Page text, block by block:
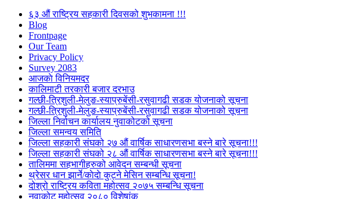
६३ औं राष्ट्रिय सहकारी दिवसको शुभकामना !!!
Blog
Frontpage
Our Team
Privacy Policy
Survey 2083
आजकाे विनियमदर
कालिमाटी तरकारी बजार दरभाउ
गल्छी-त्रिशुली-मेलुङ-स्याप्रुबेंसी-रसुवागढी सडक योजनाको सूचना
गल्छी-त्रिशुली-मेलुङ-स्याप्रुबेंसी-रसुवागढी सडक योजनाको सूचना
जिल्ला निर्वाचन कार्यालय नुवाकोटको सूचना
जिल्ला समन्वय समिति
जिल्ला सहकारी संघको २७ औं वार्षिक साधारणसभा बस्ने बारे सूचना!!!
जिल्ला सहकारी संघको २८ औं वार्षिक साधारणसभा बस्ने बारे सूचना!!!
तालिममा सहभागीहरुको आवेदन सम्बन्धी सूचना
थ्रेसर धान झार्ने/काेदाे कुट्ने मेसिन सम्बन्धि सूचना!
दोश्रो राष्ट्रिय कविता महोत्सव २०७५ सम्बन्धि सूचना
नुवाकोट महोत्सव २०८० विशेषांक